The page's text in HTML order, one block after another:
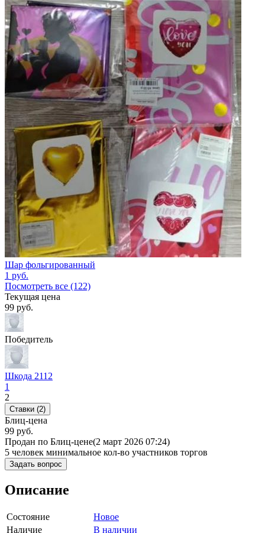
Шар фольгированный
1 руб.
Посмотреть все (122)
Текущая цена
99 руб.
Победитель
Шкода 2112
1
2
Ставки (2)
Блиц-цена
99 руб.
Продан по Блиц-цене(2 март 2026 07:24)
5 человек минимальное кол-во участников торгов
Задать вопрос
Описание
Состояние
Новое
Наличие
В наличии